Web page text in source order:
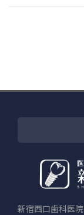
新宿西口歯科医